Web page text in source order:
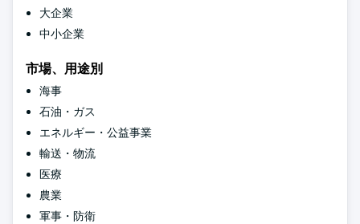
大企業
中小企業
市場、用途別
海事
石油・ガス
エネルギー・公益事業
輸送・物流
医療
農業
軍事・防衛